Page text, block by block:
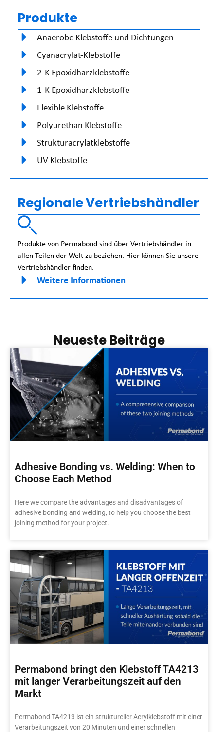
Produkte
Anaerobe Klebstoffe und Dichtungen
Cyanacrylat-Klebstoffe
2-K Epoxidharzklebstoffe
1-K Epoxidharzklebstoffe
Flexible Klebstoffe
Polyurethan Klebstoffe
Strukturacrylatklebstoffe
UV Klebstoffe
Regionale Vertriebshändler
Produkte von Permabond sind über Vertriebshändler in
allen Teilen der Welt zu beziehen. Hier können Sie unsere
Vertriebshändler finden.
Weitere Informationen
Neueste Beiträge
Adhesive Bonding vs. Welding: When to
Choose Each Method
Here we compare the advantages and disadvantages of
adhesive bonding and welding, to help you choose the best
joining method for your project.
Permabond bringt den Klebstoff TA4213
mit langer Verarbeitungszeit auf den
Markt
Permabond TA4213 ist ein struktureller Acrylklebstoff mit einer
Verarbeitungszeit von 20 Minuten und einer schnellen